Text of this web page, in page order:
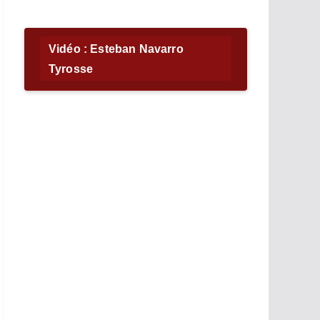
Vidéo : Esteban Navarro
Tyrosse